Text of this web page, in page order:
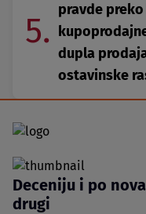
5.
pravde
dupla
ostavinske
Deceniju i po
drugi